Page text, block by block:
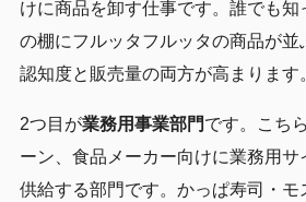
けに商品を卸す仕事です。誰でも
の棚にフルッタフルッタの商品が並
認知度と販売量の両方が高まります
2つ目が業務用事業部門です。こち
ーン、食品メーカー向けに業務用サ
供給する部門です。かっぱ寿司・モ